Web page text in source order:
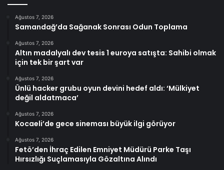
Ağustos 7, 2026
Samandağ’da Sağanak Sonrası Odun Toplama
Ağustos 7, 2026
Altın madalyalı dev tesis 1 euroya satışta: Sahibi olmak
için tek bir şart var
Ağustos 7, 2026
Ünlü hacker grubu oyun devini hedef aldı: ‘Mülkiyet
değil aldatmaca’
Ağustos 7, 2026
Kocaeli’de gece sineması büyük ilgi görüyor
Ağustos 7, 2026
Fetö’den İhraç Edilen Emniyet Müdürü Parke Taşı
Hırsızlığı Suçlamasıyla Gözaltına Alındı